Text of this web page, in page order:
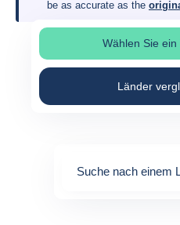
be as accurate as the
Wählen Sie ein
Länder
Suche nach einem